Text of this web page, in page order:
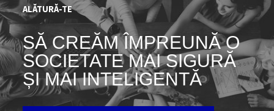
ALĂTURĂ-TE
SĂ CREĂM ÎMPREUNĂ O
SOCIETATE MAI SIGURĂ
ȘI MAI INTELIGENTĂ